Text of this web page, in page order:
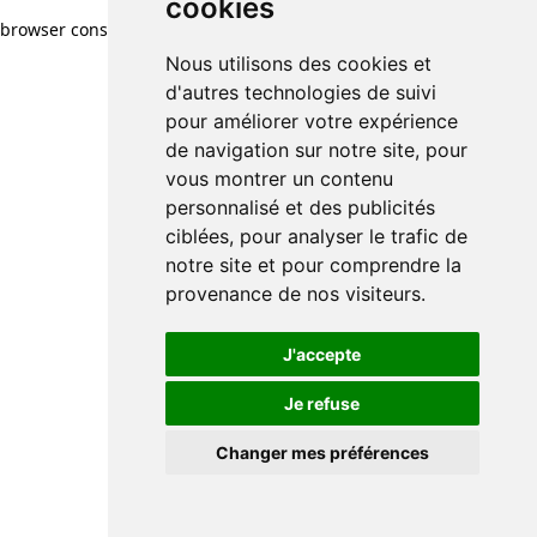
cookies
Nous utilisons des cookies et
d'autres technologies de suivi
pour améliorer votre expérience
de navigation sur notre site, pour
vous montrer un contenu
personnalisé et des publicités
ciblées, pour analyser le trafic de
notre site et pour comprendre la
provenance de nos visiteurs.
J'accepte
Je refuse
Changer mes préférences
browser console for more information)